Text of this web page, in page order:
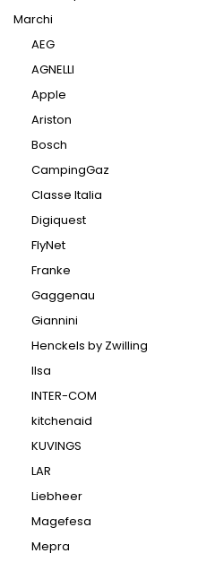
Marchi
AEG
AGNELLI
Apple
Ariston
Bosch
CampingGaz
Classe Italia
Digiquest
FlyNet
Franke
Gaggenau
Giannini
Henckels by Zwilling
Ilsa
INTER-COM
kitchenaid
KUVINGS
LAR
Liebheer
Magefesa
Mepra